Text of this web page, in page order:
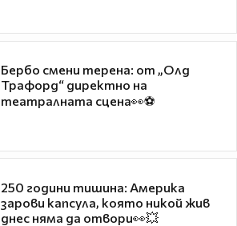
Бербо смени терена: от „Олд
Трафорд“ директно на
театралната сцена👀⚽
250 години тишина: Америка
зарови капсула, която никой жив
днес няма да отвори👀💥